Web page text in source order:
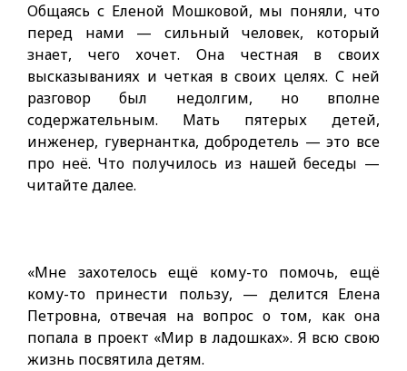
Общаясь с Еленой Мошковой, мы поняли, что
перед нами — сильный человек, который
знает, чего хочет. Она честная в своих
высказываниях и четкая в своих целях. С ней
разговор был недолгим, но вполне
содержательным. Мать пятерых детей,
инженер, гувернантка, добродетель — это все
про неё. Что получилось из нашей беседы —
читайте далее.
«Мне захотелось ещё кому-то помочь, ещё
кому-то принести пользу, — делится Елена
Петровна, отвечая на вопрос о том, как она
попала в проект «Мир в ладошках». Я всю свою
жизнь посвятила детям.